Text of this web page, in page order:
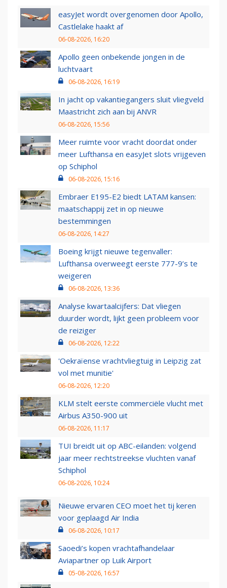
easyJet wordt overgenomen door Apollo,
Castlelake haakt af
06-08-2026, 16:20
Apollo geen onbekende jongen in de
luchtvaart
06-08-2026, 16:19
In jacht op vakantiegangers sluit vliegveld
Maastricht zich aan bij ANVR
06-08-2026, 15:56
Meer ruimte voor vracht doordat onder
meer Lufthansa en easyJet slots vrijgeven
op Schiphol
06-08-2026, 15:16
Embraer E195-E2 biedt LATAM kansen:
maatschappij zet in op nieuwe
bestemmingen
06-08-2026, 14:27
Boeing krijgt nieuwe tegenvaller:
Lufthansa overweegt eerste 777-9’s te
weigeren
06-08-2026, 13:36
Analyse kwartaalcijfers: Dat vliegen
duurder wordt, lijkt geen probleem voor
de reiziger
06-08-2026, 12:22
'Oekraïense vrachtvliegtuig in Leipzig zat
vol met munitie'
06-08-2026, 12:20
KLM stelt eerste commerciële vlucht met
Airbus A350-900 uit
06-08-2026, 11:17
TUI breidt uit op ABC-eilanden: volgend
jaar meer rechtstreekse vluchten vanaf
Schiphol
06-08-2026, 10:24
Nieuwe ervaren CEO moet het tij keren
voor geplaagd Air India
06-08-2026, 10:17
Saoedi’s kopen vrachtafhandelaar
Aviapartner op Luik Airport
05-08-2026, 16:57